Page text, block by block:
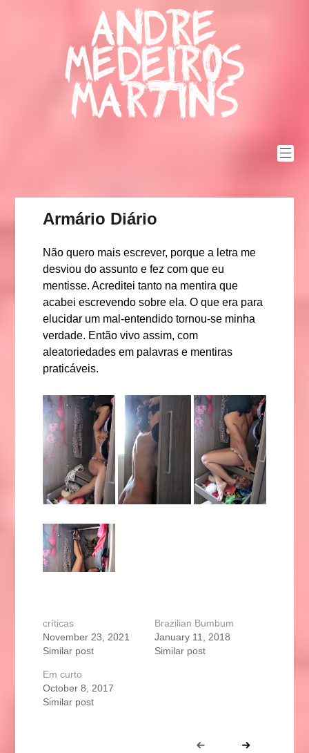
Andre
Medeiros
Martins
Armário Diário
Não quero mais escrever, porque a letra me
desviou do assunto e fez com que eu
mentisse. Acreditei tanto na mentira que
acabei escrevendo sobre ela. O que era para
elucidar um mal-entendido tornou-se minha
verdade. Então vivo assim, com
aleatoriedades em palavras e mentiras
praticáveis.
críticas
November 23, 2021
Similar post
Brazilian Bumbum
January 11, 2018
Similar post
Em curto
October 8, 2017
Similar post